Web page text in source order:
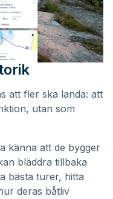
att fler ska landa: att
utan som
känna att de bygger
bläddra tillbaka
bästa turer, hitta
deras båtliv